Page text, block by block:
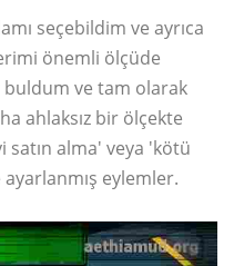
seçebildim ve ayrıca
önemli ölçüde
ve tam olarak
ahlaksız bir ölçekte
satın alma' veya 'kötü
eylemler.